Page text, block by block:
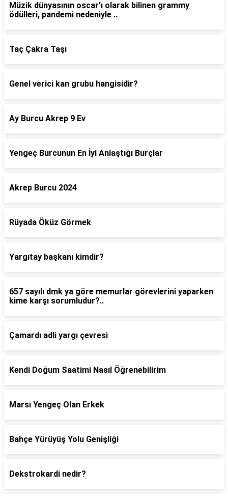
Müzik dünyasının oscar'ı olarak bilinen grammy
ödülleri, pandemi nedeniyle ..
Taç Çakra Taşı
Genel verici kan grubu hangisidir?
Ay Burcu Akrep 9 Ev
Yengeç Burcunun En İyi Anlaştığı Burçlar
Akrep Burcu 2024
Rüyada Öküz Görmek
Yargıtay başkanı kimdir?
657 sayılı dmk ya göre memurlar görevlerini yaparken
kime karşı sorumludur?..
Çamardı adli yargı çevresi
Kendi Doğum Saatimi Nasıl Öğrenebilirim
Marsı Yengeç Olan Erkek
Bahçe Yürüyüş Yolu Genişliği
Dekstrokardi nedir?